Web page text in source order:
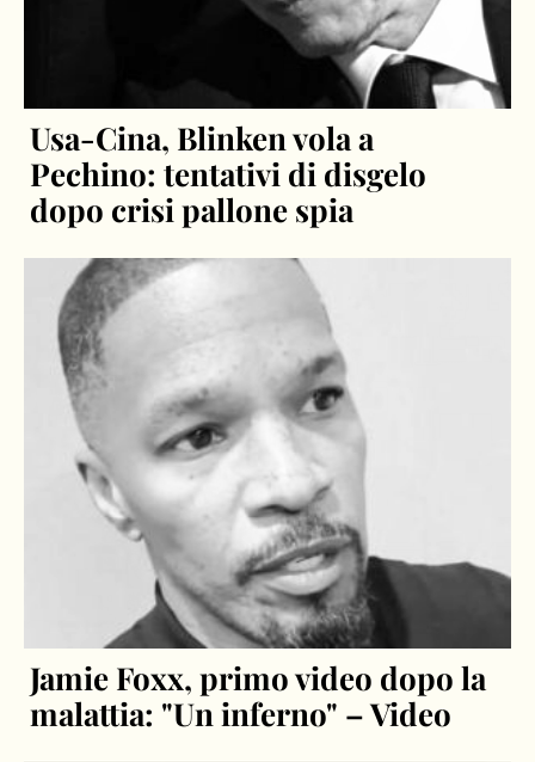
Usa-Cina, Blinken vola a
Pechino: tentativi di disgelo
dopo crisi pallone spia
Jamie Foxx, primo video dopo la
malattia: "Un inferno" – Video